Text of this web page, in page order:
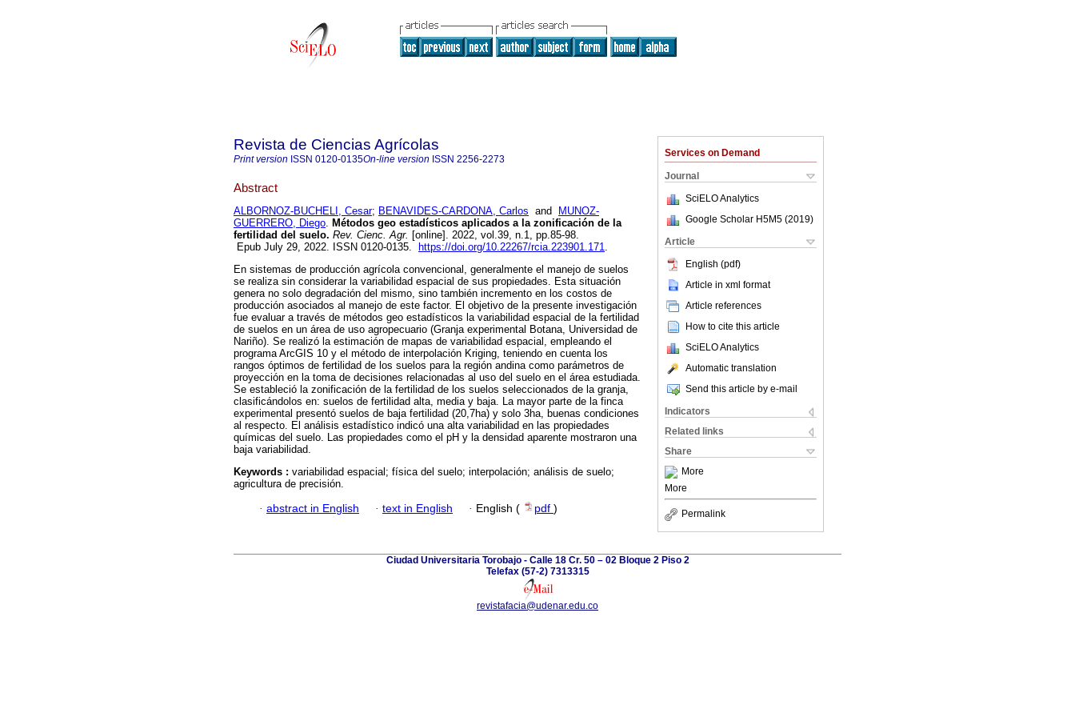
Services on Demand
Journal
SciELO Analytics
Google Scholar H5M5 (2019)
Article
English (pdf)
Article in xml format
Article references
How to cite this article
SciELO Analytics
Automatic translation
Send this article by e-mail
Indicators
Related links
Share
More
More
Permalink
Revista de Ciencias Agrícolas
Print version ISSN 0120-0135On-line version ISSN 2256-2273
Abstract
ALBORNOZ-BUCHELI, Cesar; BENAVIDES-CARDONA, Carlos and
MUNOZ-
GUERRERO, Diego. Métodos geo estadísticos aplicados a la zonificación de la
fertilidad del suelo. Rev. Cienc. Agr. [online]. 2022, vol.39, n.1, pp.85-98.
Epub July 29, 2022. ISSN 0120-0135.
https://doi.org/10.22267/rcia.223901.171.
En sistemas de producción agrícola convencional, generalmente el manejo de suelos
se realiza sin considerar la variabilidad espacial de sus propiedades. Esta situación
genera no solo degradación del mismo, sino también incremento en los costos de
producción asociados al manejo de este factor. El objetivo de la presente investigación
fue evaluar a través de métodos geo estadísticos la variabilidad espacial de la fertilidad
de suelos en un área de uso agropecuario (Granja experimental Botana, Universidad de
Nariño). Se realizó la estimación de mapas de variabilidad espacial, empleando el
programa ArcGIS 10 y el método de interpolación Kriging, teniendo en cuenta los
rangos óptimos de fertilidad de los suelos para la región andina como parámetros de
proyección en la toma de decisiones relacionadas al uso del suelo en el área estudiada.
Se estableció la zonificación de la fertilidad de los suelos seleccionados de la granja,
clasificándolos en: suelos de fertilidad alta, media y baja. La mayor parte de la finca
experimental presentó suelos de baja fertilidad (20,7ha) y solo 3ha, buenas condiciones
al respecto. El análisis estadístico indicó una alta variabilidad en las propiedades
químicas del suelo. Las propiedades como el pH y la densidad aparente mostraron una
baja variabilidad.
Keywords : variabilidad espacial; física del suelo; interpolación; análisis de suelo;
agricultura de precisión.
· abstract in English · text in English · English ( pdf )
Ciudad Universitaria Torobajo - Calle 18 Cr. 50 – 02 Bloque 2 Piso 2
Telefax (57-2) 7313315
revistafacia@udenar.edu.co